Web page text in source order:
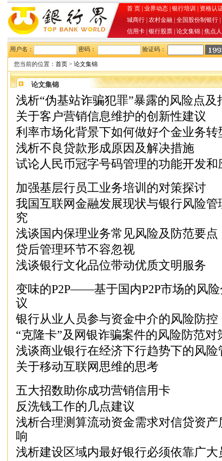
首 页 业界动态 银行培训
资格认
城商行 农村金融 全国股份制银行
信用卡 银行股票 论文集锦 焦点
用户名： 密码： 验证码：
您当前的位置： 首页 > 论文集锦
论文集锦
浅析“伪基站诈骗犯罪”暴露的风险点及
关于客户营销信息维护的创新性建议
利率市场化背景下如何做好个金业务转
浅析不良贷款形成原因及解决措施
试论人民币冠字号码管理的功能开发和
加强基层行员工业务培训的对策探讨
我国互联网金融发展现状与银行风险管
究
浅谈国内保理业务常见风险及防范要点
贷后管理环节不容忽视
浅谈银行文化品位带动优质文明服务
变味的P2P——基于国内P2P市场的风
议
银行从业人员参与资金中介的风险防控
“克隆卡”及网银诈骗案件的风险防范对
浅谈商业银行在经济下行趋势下的风险
关于移动互联网思维的思考
五大招数助你成功营销信用卡
反洗钱工作的几点建议
浅析合理测算流动资金需求对信贷资产
响
浅析建设区域内最好银行必须依靠广大